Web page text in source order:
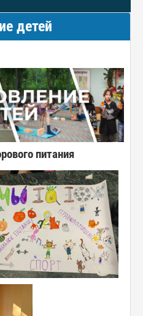
детей
питания